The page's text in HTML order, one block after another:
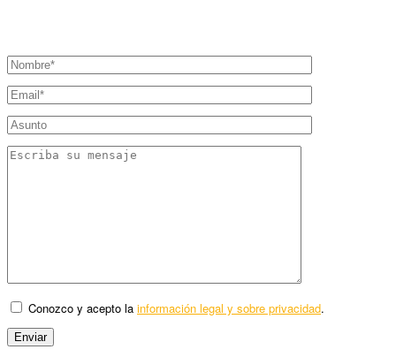
Conozco y acepto la información legal y sobre privacidad.